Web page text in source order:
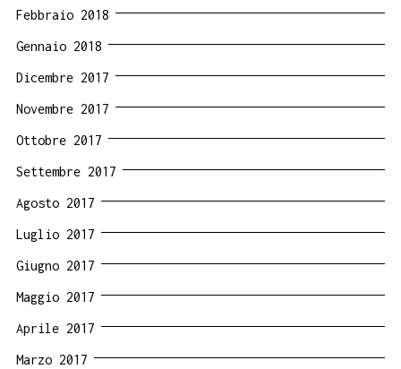
Febbraio 2018
Gennaio 2018
Dicembre 2017
Novembre 2017
Ottobre 2017
Settembre 2017
Agosto 2017
Luglio 2017
Giugno 2017
Maggio 2017
Aprile 2017
Marzo 2017